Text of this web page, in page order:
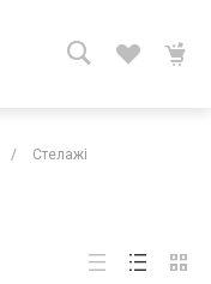
/ Стелажі